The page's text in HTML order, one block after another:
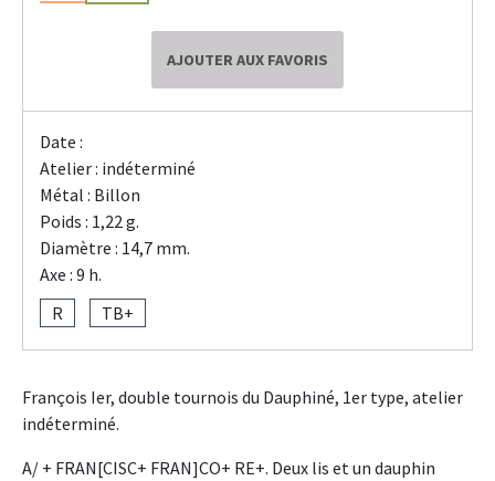
AJOUTER AUX FAVORIS
Date :
Atelier : indéterminé
Métal : Billon
Poids : 1,22 g.
Diamètre : 14,7 mm.
Axe : 9 h.
R
TB+
François Ier, double tournois du Dauphiné, 1er type, atelier
indéterminé.
A/ + FRAN[CISC+ FRAN]CO+ RE+. Deux lis et un dauphin